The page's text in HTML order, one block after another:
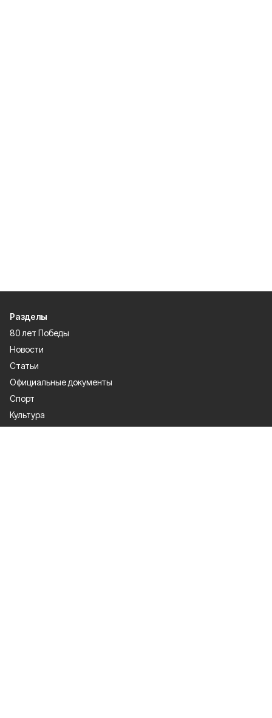
Разделы
80 лет Победы
Новости
Статьи
Официальные документы
Спорт
Культура